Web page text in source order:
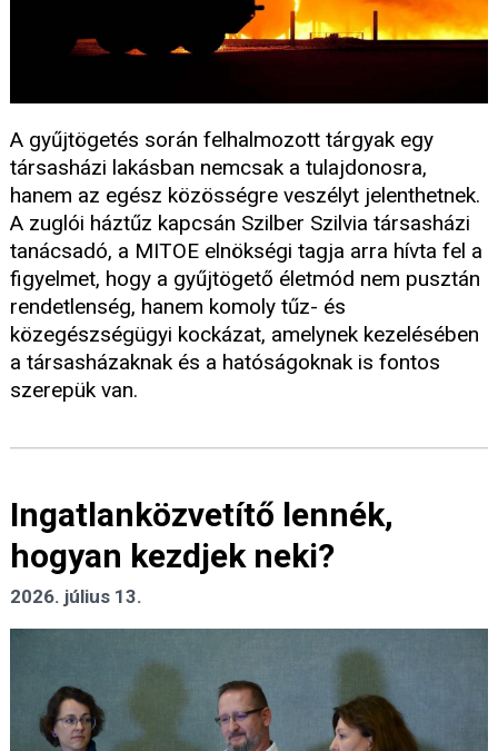
A gyűjtögetés során felhalmozott tárgyak egy
társasházi lakásban nemcsak a tulajdonosra,
hanem az egész közösségre veszélyt jelenthetnek.
A zuglói háztűz kapcsán Szilber Szilvia társasházi
tanácsadó, a MITOE elnökségi tagja arra hívta fel a
figyelmet, hogy a gyűjtögető életmód nem pusztán
rendetlenség, hanem komoly tűz- és
közegészségügyi kockázat, amelynek kezelésében
a társasházaknak és a hatóságoknak is fontos
szerepük van.
Ingatlanközvetítő lennék,
hogyan kezdjek neki?
2026. július 13.